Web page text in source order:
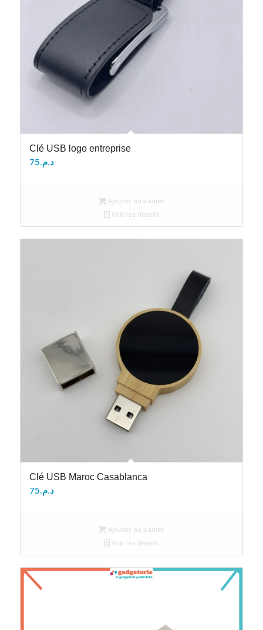
Clé USB logo entreprise
د.م.75
Ajouter au panier
Voir les détails
Clé USB Maroc Casablanca
د.م.75
Ajouter au panier
Voir les détails